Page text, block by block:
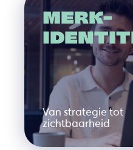
MERK-
Van strategie tot
zichtbaarheid